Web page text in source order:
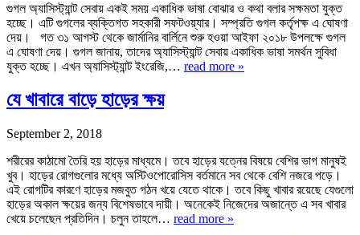
গুগল অ্যাসিস্ট্যান্ট সেবায় একই সময় একাধিক ভাষা বোঝার ও কথা বলার সক্ষমতা যুক্ত
হচ্ছে। এটি গুগলের ব্যক্তিগত সহকারী সফটওয়্যার। সম্প্রতি গুগল কর্তৃপক্ষ এ ঘোষণা
দেয়। গত ৩১ আগস্ট থেকে জার্মানির বার্লিনে শুরু হওয়া আইফা ২০১৮ উপলক্ষে গুগল
এ ঘোষণা দেয়। গুগল জানায়, তাদের অ্যাসিস্ট্যান্ট সেবায় একাধিক ভাষা সমর্থন সুবিধা
যুক্ত হচ্ছে। এখন অ্যাসিস্ট্যান্ট ইংরেজি,… read more »
যে খাবারে বাড়ে হাড়ের ক্ষয়
September 2, 2018
শরীরের কাঠামো তৈরি হয় হাড়ের মাধ্যমে। তবে হাড়ের যত্নের বিষয়ে বেশির ভাগ মানুষই
খুব। হাড়ের রোগগুলোর মধ্যে অস্টিওপোরোসিস বর্তমানে সব থেকে বেশি নজরে পড়ে।
এই রোগটির কারণে হাড়ের মজবুত গঠন খয়ে যেতে থাকে। তবে কিছু খাবার রয়েছে যেগুলো
হাড়ের অকাল ক্ষয়ের জন্য বিশেষভাবে দায়ী। অনেকেই নিজেদের অজান্তে এ সব খাবার
খেয়ে চলেছেন প্রতিদিন। চলুন তাহলে… read more »